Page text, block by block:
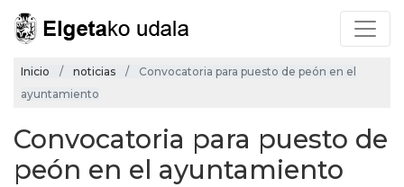
Inicio noticias
Convocatoria para puesto de peón en el
ayuntamiento
Convocatoria para puesto de
peón en el ayuntamiento